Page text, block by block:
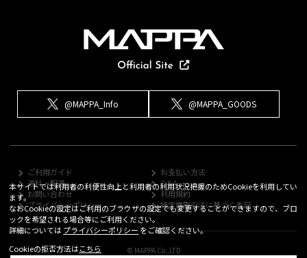
@MAPPA_Info @MAPPA_GOODS
ご利用ガイド
お支払い方法
送料・配送
Q&A
お問い合わせ
利用規約
プライバシーポリシー
特定商取引法に基づく表記
© MAPPA Co.,LTD
本サイトでは利用者の利便性向上と利用者の利用状況把握のためCookieを利用してい
ます。
なおCookieの設定はご利用のブラウザの設定でも変更することができますので、ブロ
ックを希望される場合等にご利用ください。
詳細についてはプライバシーポリシーをご確認ください。
Cookieの拒否方法はこちら